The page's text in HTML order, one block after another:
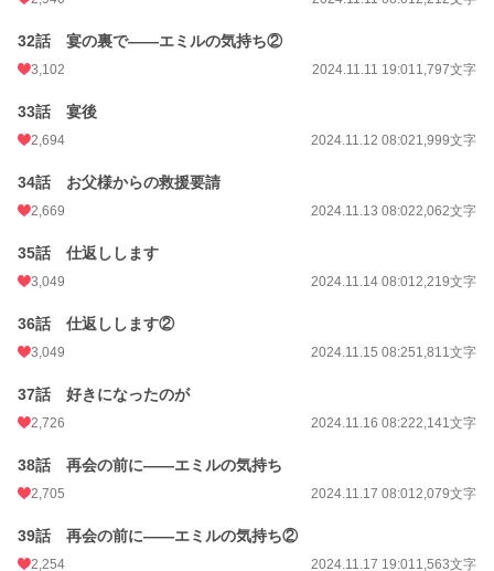
32話 宴の裏で――エミルの気持ち②
3,102 2024.11.11 19:011,797文字
33話 宴後
2,694 2024.11.12 08:021,999文字
34話 お父様からの救援要請
2,669 2024.11.13 08:022,062文字
35話 仕返しします
3,049 2024.11.14 08:012,219文字
36話 仕返しします②
3,049 2024.11.15 08:251,811文字
37話 好きになったのが
2,726 2024.11.16 08:222,141文字
38話 再会の前に――エミルの気持ち
2,705 2024.11.17 08:012,079文字
39話 再会の前に――エミルの気持ち②
2,254 2024.11.17 19:011,563文字